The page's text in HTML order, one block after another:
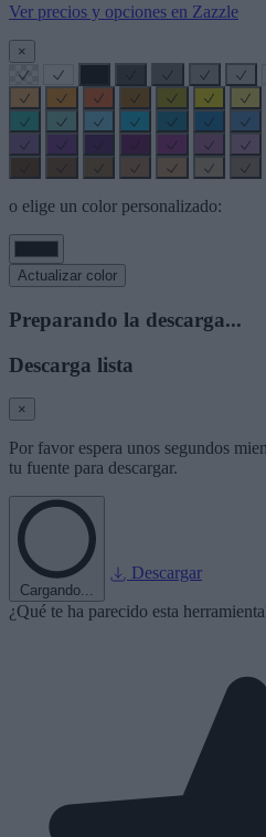
Ver precios y opciones en Zazzle
×
o elige un color personalizado:
Actualizar color
Preparando la descarga...
Descarga lista
×
Por favor espera unos segundos
tu fuente para descargar.
Cargando...
Descargar
¿Qué te ha parecido esta